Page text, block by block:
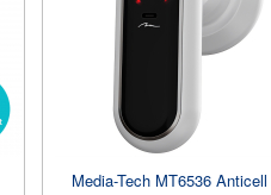
Media-Tech MT6536 Anticell